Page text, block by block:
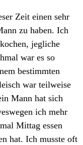
Zeit einen sehr
zu haben. Ich
jegliche
war es so
bestimmten
war teilweise
Mann hat sich
ich mehr
Mittag essen
hat. Ich musste oft